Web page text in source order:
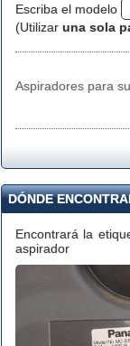
Escriba el modelo
(Utilizar una sola
Aspiradores para
DÓNDE
Encontrará la
aspirador